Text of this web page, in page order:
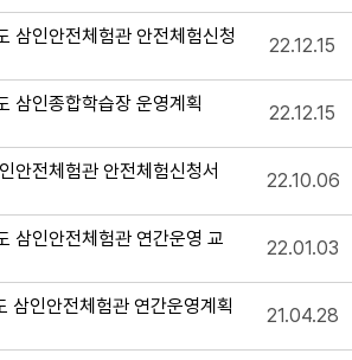
전체험관 안전체험신청
22.12.15
삼인종합학습장 운영계획 22.12.15
안전체험관 안전체험신청서
22.10.06
삼인안전체험관 연간운영 교
22.01.03
삼인안전체험관 연간운영계획 21.04.28